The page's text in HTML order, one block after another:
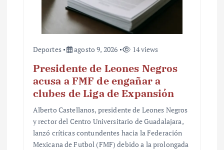
Deportes agosto 9, 2026 14 views
Presidente de Leones Negros
acusa a FMF de engañar a
clubes de Liga de Expansión
Alberto Castellanos, presidente de Leones Negros
y rector del Centro Universitario de Guadalajara,
lanzó críticas contundentes hacia la Federación
Mexicana de Futbol (FMF) debido a la prolongada